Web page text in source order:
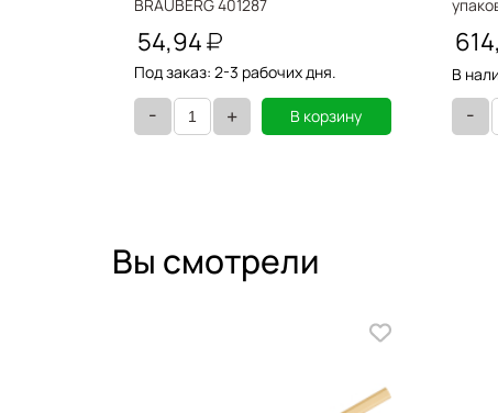
BRAUBERG 401287
54,94
Под заказ: 2-3 рабочих дня.
- + В корзину
В
-
Вы смотрели